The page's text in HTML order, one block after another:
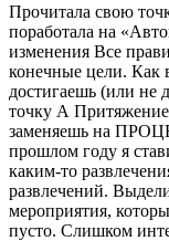
Прочитала свою
поработала на
изменения Все
конечные цели. Как
достигаешь (или не
точку А
заменяешь на
прошлом году я
каким-то
развлечений.
мероприятия,
пусто. Слишком